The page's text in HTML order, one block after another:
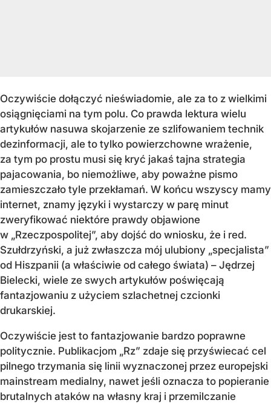
Oczywiście dołączyć nieświadomie, ale za to z wielkimi
osiągnięciami na tym polu. Co prawda lektura wielu
artykułów nasuwa skojarzenie ze szlifowaniem technik
dezinformacji, ale to tylko powierzchowne wrażenie,
za tym po prostu musi się kryć jakaś tajna strategia
pajacowania, bo niemożliwe, aby poważne pismo
zamieszczało tyle przekłamań. W końcu wszyscy mamy
internet, znamy języki i wystarczy w parę minut
zweryfikować niektóre prawdy objawione
w „Rzeczpospolitej”, aby dojść do wniosku, że i red.
Szułdrzyński, a już zwłaszcza mój ulubiony „specjalista”
od Hiszpanii (a właściwie od całego świata) – Jędrzej
Bielecki, wiele ze swych artykułów poświęcają
fantazjowaniu z użyciem szlachetnej czcionki
drukarskiej.
Oczywiście jest to fantazjowanie bardzo poprawne
politycznie. Publikacjom „Rz” zdaje się przyświecać cel
pilnego trzymania się linii wyznaczonej przez europejski
mainstream medialny, nawet jeśli oznacza to popieranie
brutalnych ataków na własny kraj i przemilczanie